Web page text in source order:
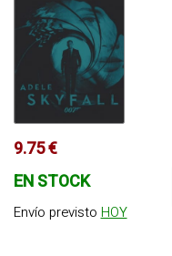
9.75 €
EN STOCK
Envío previsto HOY